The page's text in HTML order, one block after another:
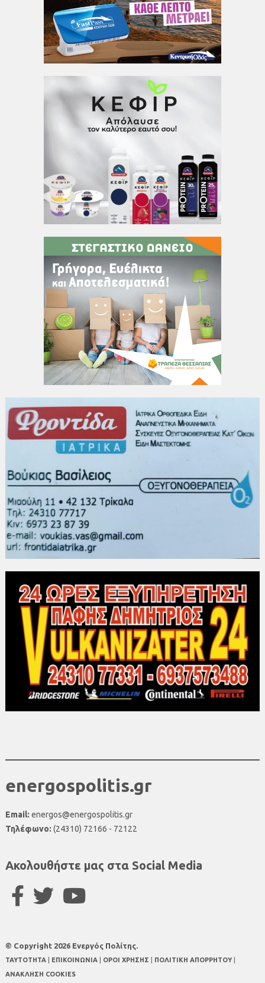
energospolitis.gr
Email: energos@energospolitis.gr
Τηλέφωνο: (24310) 72166 - 72122
Ακολουθήστε μας στα Social Media
© Copyright 2026 Ενεργός Πολίτης.
TAYTOTHTA ΕΠΙΚΟΙΝΩΝΙΑ ΟΡΟΙ ΧΡΗΣΗΣ ΠΟΛΙΤΙΚΗ ΑΠΟΡΡΗΤΟΥ|
ΑΝΑΚΛΗΣΗ COOKIES